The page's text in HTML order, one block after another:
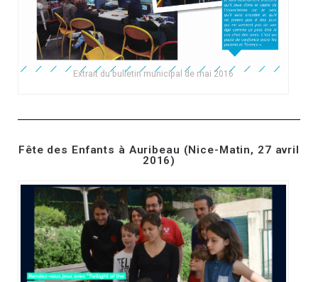
Extrait du bulletin municipal de mai 2016
Fête des Enfants à Auribeau (Nice-Matin, 27 avril
2016)